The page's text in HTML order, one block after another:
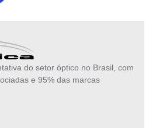
do setor óptico no Brasil, com
e 95% das marcas